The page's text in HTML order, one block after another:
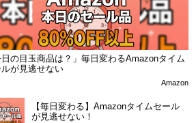
の目玉商品は？」毎日変わるAmazonタイム
が見逃せない
Amazon
【毎日変わる】Amazonタイムセール
が見逃せない！